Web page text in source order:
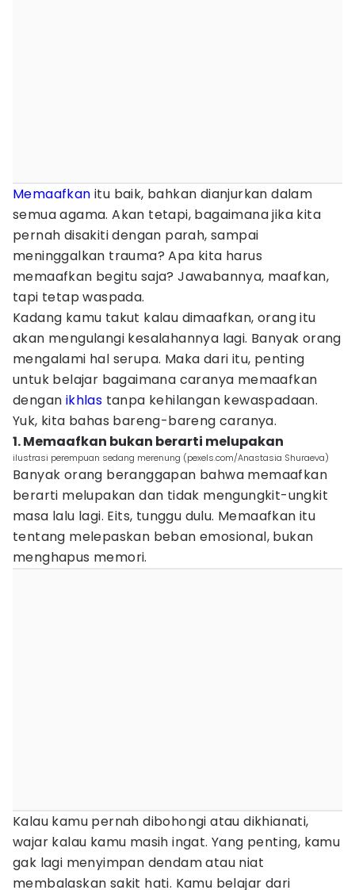
Memaafkan itu baik, bahkan dianjurkan dalam
semua agama. Akan tetapi, bagaimana jika kita
pernah disakiti dengan parah, sampai
meninggalkan trauma? Apa kita harus
memaafkan begitu saja? Jawabannya, maafkan,
tapi tetap waspada.
Kadang kamu takut kalau dimaafkan, orang itu
akan mengulangi kesalahannya lagi. Banyak orang
mengalami hal serupa. Maka dari itu, penting
untuk belajar bagaimana caranya memaafkan
dengan ikhlas tanpa kehilangan kewaspadaan.
Yuk, kita bahas bareng-bareng caranya.
1. Memaafkan bukan berarti melupakan
ilustrasi perempuan sedang merenung (pexels.com/Anastasia Shuraeva)
Banyak orang beranggapan bahwa memaafkan
berarti melupakan dan tidak mengungkit-ungkit
masa lalu lagi. Eits, tunggu dulu. Memaafkan itu
tentang melepaskan beban emosional, bukan
menghapus memori.
Kalau kamu pernah dibohongi atau dikhianati,
wajar kalau kamu masih ingat. Yang penting, kamu
gak lagi menyimpan dendam atau niat
membalaskan sakit hati. Kamu belajar dari